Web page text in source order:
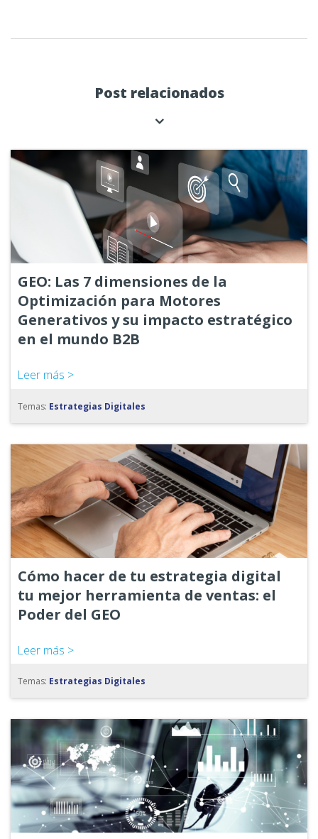
Post relacionados
GEO: Las 7 dimensiones de la
Optimización para Motores
Generativos y su impacto estratégico
en el mundo B2B
Leer más >
Temas: Estrategias Digitales
Cómo hacer de tu estrategia digital
tu mejor herramienta de ventas: el
Poder del GEO
Leer más >
Temas: Estrategias Digitales